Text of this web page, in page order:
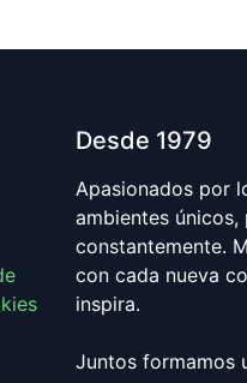
Desde 1979
Apasionados por
ambientes
constantemente.
con cada nueva
inspira.
Juntos formamos